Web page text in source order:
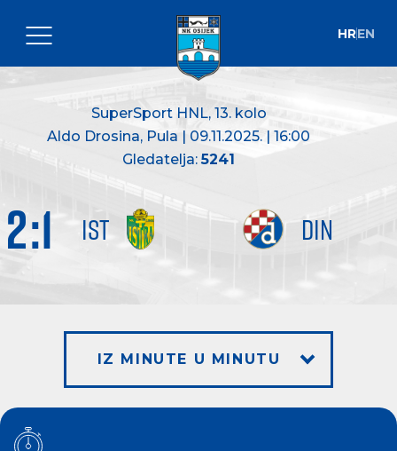
HREN
SuperSport HNL, 13. kolo
Aldo Drosina, Pula | 09.11.2025. | 16:00
Gledatelja:5241
IST DIN
2:1
IZ MINUTE U MINUTU